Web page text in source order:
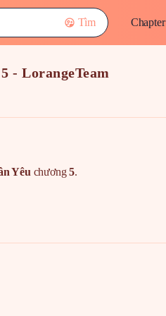
Tìm Chapter
- LorangeTeam
Yêu chương5.